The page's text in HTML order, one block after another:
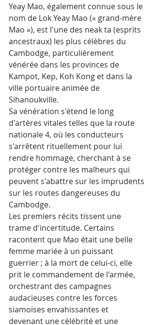
Yeay Mao, également connue sous le
nom de Lok Yeay Mao (« grand-mère
Mao »), est l'une des neak ta (esprits
ancestraux) les plus célèbres du
Cambodge, particulièrement
vénérée dans les provinces de
Kampot, Kep, Koh Kong et dans la
ville portuaire animée de
Sihanoukville.
Sa vénération s'étend le long
d'artères vitales telles que la route
nationale 4, où les conducteurs
s'arrêtent rituellement pour lui
rendre hommage, cherchant à se
protéger contre les malheurs qui
peuvent s'abattre sur les imprudents
sur les routes dangereuses du
Cambodge.
Les premiers récits tissent une
trame d'incertitude. Certains
racontent que Mao était une belle
femme mariée à un puissant
guerrier ; à la mort de celui-ci, elle
prit le commandement de l'armée,
orchestrant des campagnes
audacieuses contre les forces
siamoises envahissantes et
devenant une célébrité et une